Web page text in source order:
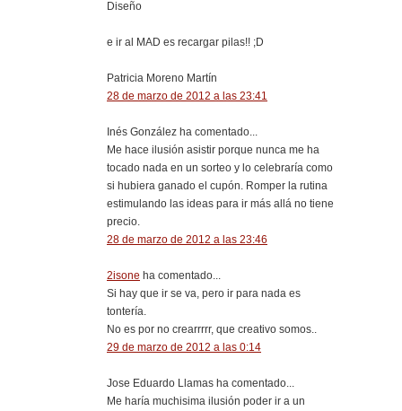
Diseño
e ir al MAD es recargar pilas!! ;D
Patricia Moreno Martín
28 de marzo de 2012 a las 23:41
Inés González ha comentado...
Me hace ilusión asistir porque nunca me ha
tocado nada en un sorteo y lo celebraría como
si hubiera ganado el cupón. Romper la rutina
estimulando las ideas para ir más allá no tiene
precio.
28 de marzo de 2012 a las 23:46
2isone ha comentado...
Si hay que ir se va, pero ir para nada es
tontería.
No es por no crearrrrr, que creativo somos..
29 de marzo de 2012 a las 0:14
Jose Eduardo Llamas ha comentado...
Me haría muchisima ilusión poder ir a un